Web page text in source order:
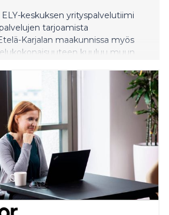
keskuksen yrityspalvelutiimi
tarjoamista
Karjalan maakunnissa myös
kuuluu muun